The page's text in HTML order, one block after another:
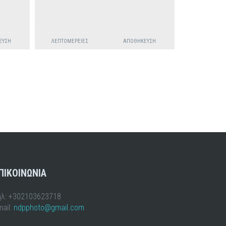
ΛΕΠΤΟΜΈΡΕΙΕΣ ΑΠΟΘΉΚΕΥΣΗ
+302103623718
ndpphoto@gmail.com